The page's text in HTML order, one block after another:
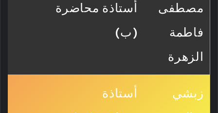
مصطفى
فاطمة
الزهرة
أستاذة محاضرة
(ب)
زبشي
أستاذة